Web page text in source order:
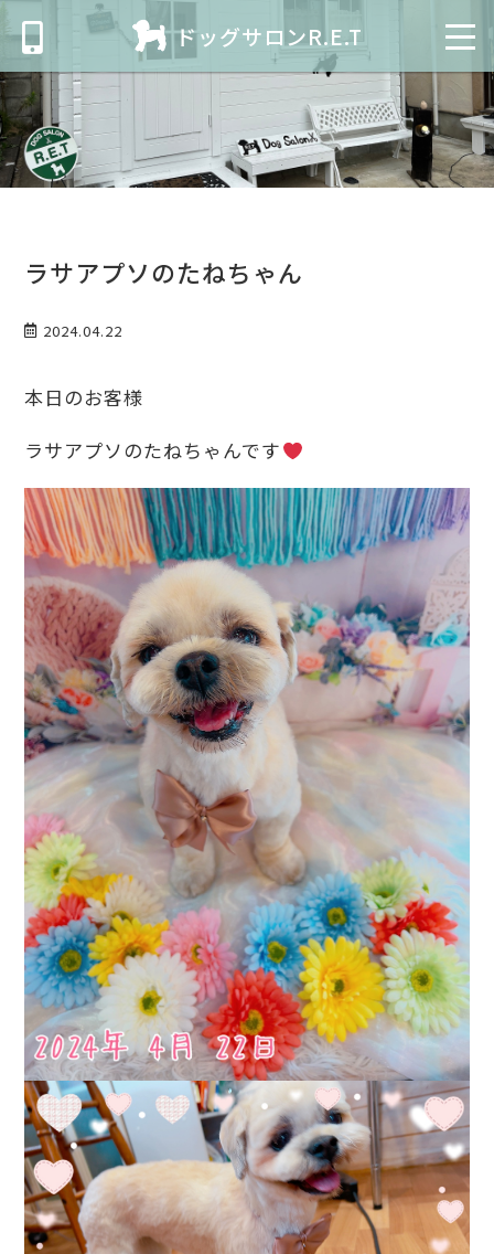
ドッグサロンR.E.T
ラサアプソのたねちゃん
2024.04.22
本日のお客様
ラサアプソのたねちゃんです